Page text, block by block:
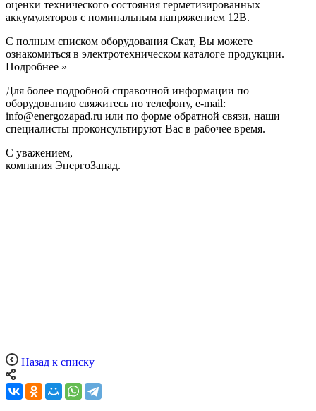
оценки технического состояния герметизированных
аккумуляторов с номинальным напряжением 12В.
С полным списком оборудования Скат, Вы можете
ознакомиться в электротехническом каталоге продукции.
Подробнее »
Для более подробной справочной информации по
оборудованию свяжитесь по телефону, e-mail:
info@energozapad.ru или по форме обратной связи, наши
специалисты проконсультируют Вас в рабочее время.
С уважением,
компания ЭнергоЗапад.
Назад к списку